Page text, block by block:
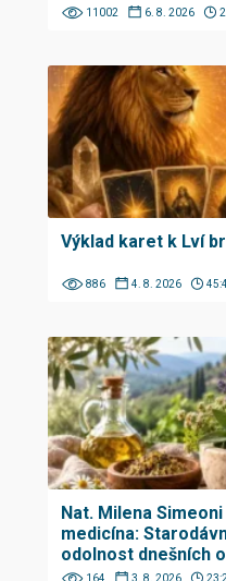
11002 6. 8. 2026
Výklad karet k Lví
886 4. 8. 2026 45:4
Nat. Milena
medicína:
odolnost dnešních
164 3. 8. 2026